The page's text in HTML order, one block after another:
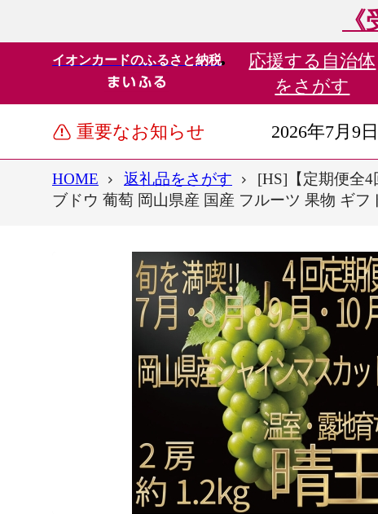
イオンカードのふるさと納税 応援する 自治体
をさがす
重要なお知らせ 2026年7月9日
HOME 返礼品をさがす
[HS]【定期便全4
ブドウ 葡萄 岡山県産 国産 フルーツ 果物 ギ